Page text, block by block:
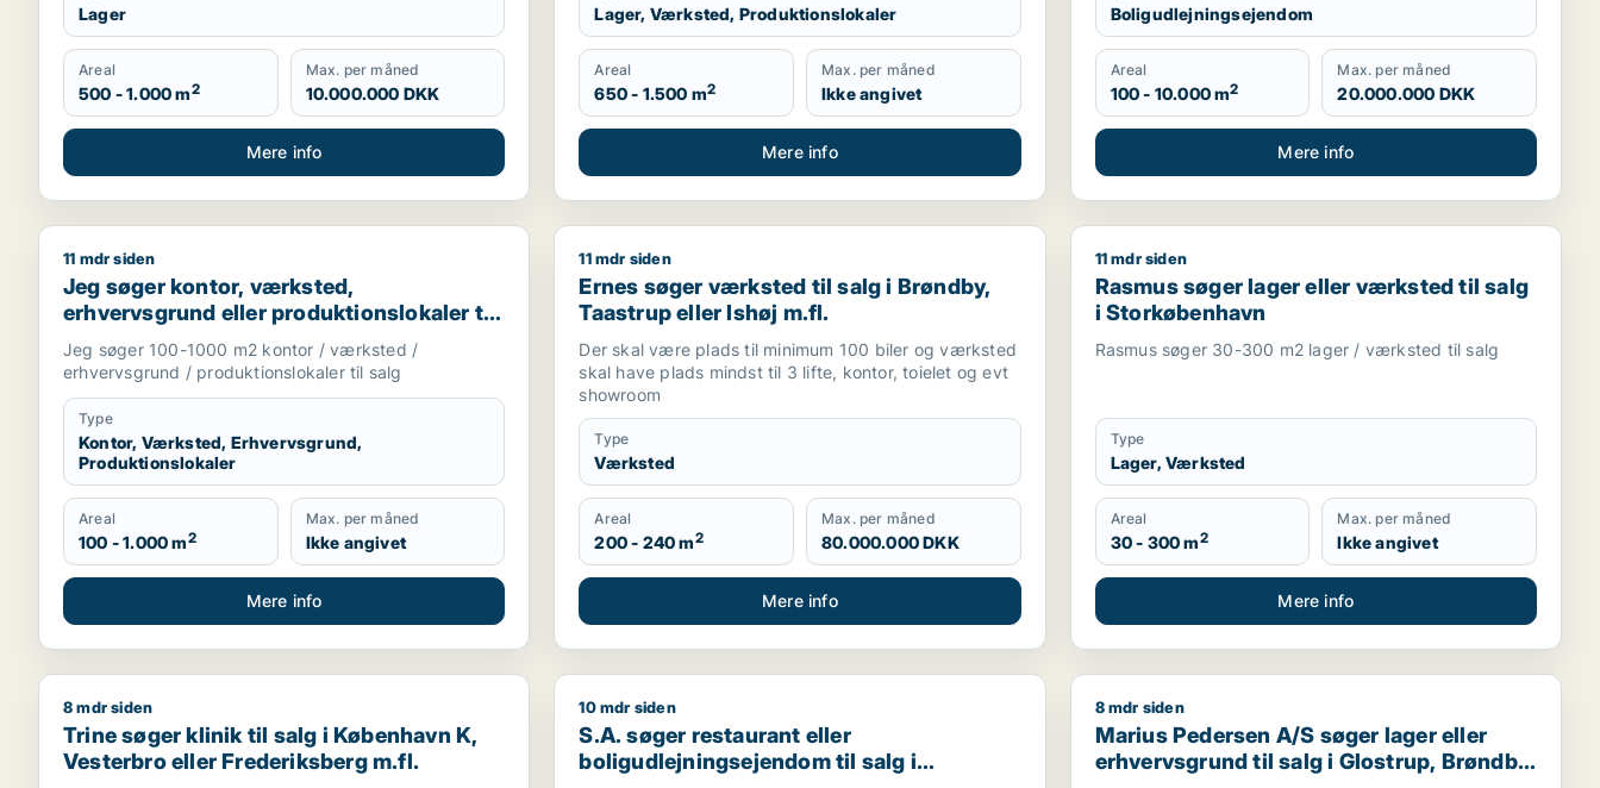
Lager
Areal
500 - 1.000 m2
Max. per måned
10.000.000 DKK
Mere info
Lager, Værksted, Produktionslokaler
Areal
650 - 1.500 m2
Max. per måned
Ikke angivet
Mere info
Boligudlejningsejendom
Areal
100 - 10.000 m2
Max. per måned
20.000.000 DKK
Mere info
Jeg søger kontor, værksted, erhvervsgrund eller produktionslokaler til salg i Storkøbenhavn
11 mdr siden
Jeg søger kontor, værksted,
erhvervsgrund eller produktionslokaler til
salg i Storkøbenhavn
Jeg søger 100-1000 m2 kontor / værksted /
erhvervsgrund / produktionslokaler til salg
Type
Kontor, Værksted, Erhvervsgrund,
Produktionslokaler
Areal
100 - 1.000 m2
Max. per måned
Ikke angivet
Mere info
Ernes søger værksted til salg i Brøndby, Taastrup eller Ishøj m.fl.
11 mdr siden
Ernes søger værksted til salg i Brøndby,
Taastrup eller Ishøj m.fl.
Der skal være plads til minimum 100 biler og værksted
skal have plads mindst til 3 lifte, kontor, toielet og evt
showroom
Type
Værksted
Areal
200 - 240 m2
Max. per måned
80.000.000 DKK
Mere info
Rasmus søger lager eller værksted til salg i
11 mdr siden
Rasmus søger lager eller værksted til salg
i Storkøbenhavn
Rasmus søger 30-300 m2 lager / værksted til salg
Type
Lager, Værksted
Areal
30 - 300 m2
Max. per måned
Ikke angivet
Mere info
Trine søger klinik til salg i København K, Vesterbro eller Frederiksberg m.fl.
8 mdr siden
Trine søger klinik til salg i København K,
Vesterbro eller Frederiksberg m.fl.
S.A. søger restaurant eller boligudlejningsejendom til salg i København K, Vesterbro eller Frederiksberg m.fl.
10 mdr siden
S.A. søger restaurant eller
boligudlejningsejendom til salg i
Marius Pedersen A/S søger lager eller
8 mdr siden
Marius Pedersen A/S søger lager eller
erhvervsgrund til salg i Glostrup, Brøndby